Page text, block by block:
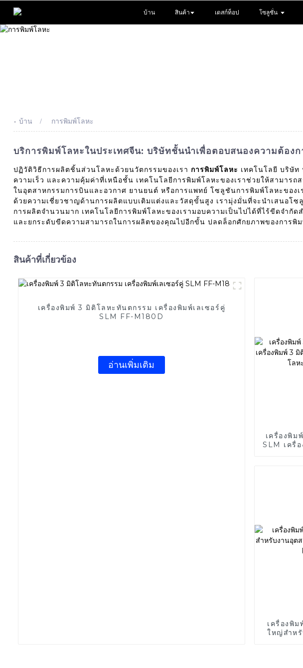
บ้าน สินค้า เดสก์ท็อป โซลูชั่น
- บ้าน การพิมพ์โลหะ
บริการพิมพ์โลหะในประเทศจีน: บริษัทชั้นนำเพื่อตอบสนองความต้อง
ปฏิวัติวิธีการผลิตชิ้นส่วนโลหะด้วยนวัตกรรมของเรา การพิมพ์โลหะ เทคโนโลยี บริษัท
ความเร็ว และความคุ้มค่าที่เหนือชั้น เทคโนโลยีการพิมพ์โลหะของเราช่วยให้สามา
ในอุตสาหกรรมการบินและอวกาศ ยานยนต์ หรือการแพทย์ โซลูชันการพิมพ์โลหะของ
ด้วยความเชี่ยวชาญด้านการผลิตแบบเติมแต่งและวัสดุขั้นสูง เรามุ่งมั่นที่จะนำเสนอโ
การผลิตจำนวนมาก เทคโนโลยีการพิมพ์โลหะของเรามอบความเป็นไปได้ที่ไร้ขีดจำ
และยกระดับขีดความสามารถในการผลิตของคุณไปอีกขั้น ปลดล็อกศักยภาพของการ
สินค้าที่เกี่ยวข้อง
เครื่องพิมพ์ 3 มิติโลหะทันตกรรม เครื่องพิมพ์เลเซอร์คู่
SLM FF-M180D
อ่านเพิ่มเติม
เครื่องพิม
SLM เครื่
เครื่องพิ
ใหญ่สำห